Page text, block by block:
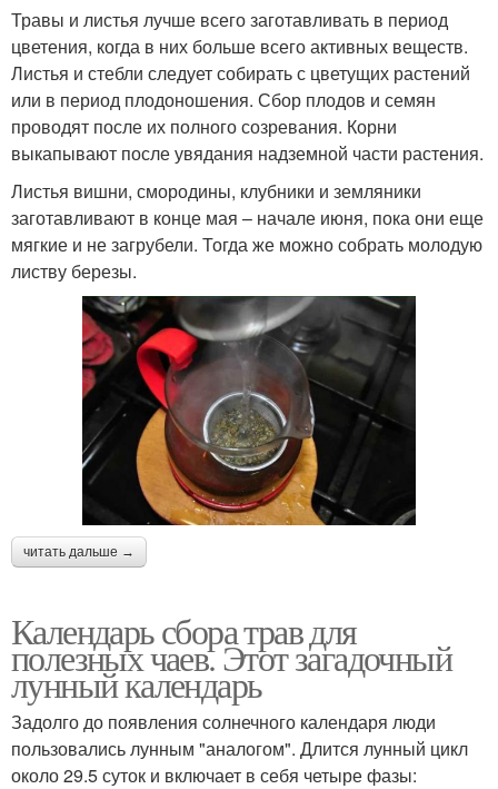
Травы и листья лучше всего заготавливать в период
цветения, когда в них больше всего активных веществ.
Листья и стебли следует собирать с цветущих растений
или в период плодоношения. Сбор плодов и семян
проводят после их полного созревания. Корни
выкапывают после увядания надземной части растения.
Листья вишни, смородины, клубники и земляники
заготавливают в конце мая – начале июня, пока они еще
мягкие и не загрубели. Тогда же можно собрать молодую
листву березы.
читать дальше →
Календарь сбора трав для
полезных чаев. Этот загадочный
лунный календарь
Задолго до появления солнечного календаря люди
пользовались лунным "аналогом". Длится лунный цикл
около 29.5 суток и включает в себя четыре фазы: